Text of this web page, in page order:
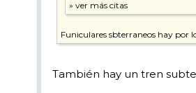
Funiculares sbterraneos hay por
También hay un tren